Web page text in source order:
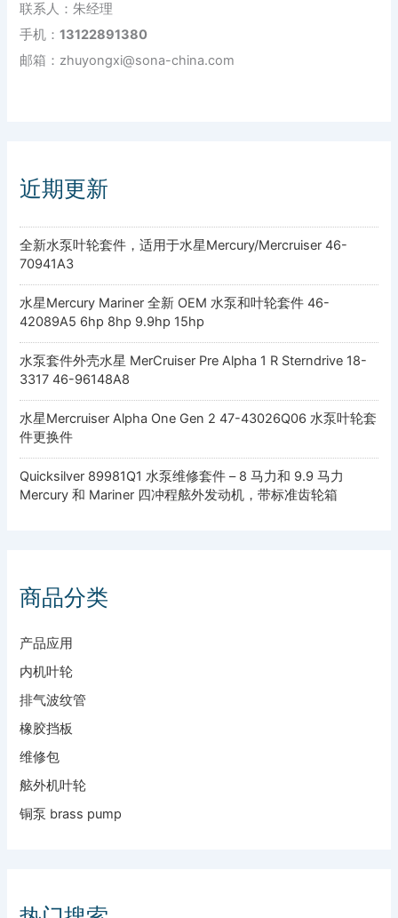
联系人：朱经理
手机：13122891380
邮箱：zhuyongxi@sona-china.com
近期更新
全新水泵叶轮套件，适用于水星Mercury/Mercruiser 46-
70941A3
水星Mercury Mariner 全新 OEM 水泵和叶轮套件 46-
42089A5 6hp 8hp 9.9hp 15hp
水泵套件外壳水星 MerCruiser Pre Alpha 1 R Sterndrive 18-
3317 46-96148A8
水星Mercruiser Alpha One Gen 2 47-43026Q06 水泵叶轮套
件更换件
Quicksilver 89981Q1 水泵维修套件 – 8 马力和 9.9 马力
Mercury 和 Mariner 四冲程舷外发动机，带标准齿轮箱
商品分类
产品应用
内机叶轮
排气波纹管
橡胶挡板
维修包
舷外机叶轮
铜泵 brass pump